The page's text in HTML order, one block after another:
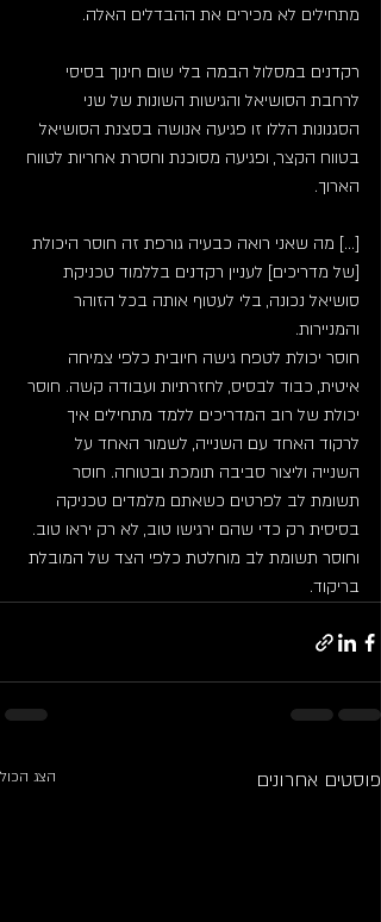
מתחילים לא מכירים את ההבדלים האלה.
רקדנים במסלול הבמה בלי שום חינוך בסיסי
לרחבת הסושיאל והגישות השונות של שני
הסגנונות הללו זו פגיעה אנושה בסצנת הסושיאל
בטווח הקצר, ופגיעה מסוכנת וחסרת אחריות לטווח
הארוך.
[...] מה שאני רואה כבעיה גורפת זה חוסר היכולת
[של מדריכים] לעניין רקדנים בללמוד טכניקת
סושיאל נכונה, בלי לעטוף אותה בכל הזוהר
והמניירות.
חוסר יכולת לטפח גישה חיובית כלפי צמיחה
איטית, כבוד לבסיס, לחזרתיות ועבודה קשה. חוסר
יכולת של רוב המדריכים ללמד מתחילים איך
לרקוד האחד עם השנייה, לשמור האחד על
השנייה וליצור סביבה תומכת ובטוחה. חוסר
תשומת לב לפרטים כשאתם מלמדים טכניקה
בסיסית רק כדי שהם ירגישו טוב, לא רק יראו טוב.
וחוסר תשומת לב מוחלטת כלפי הצד של המובלת
בריקוד.
פוסטים אחרונים הצג הכול